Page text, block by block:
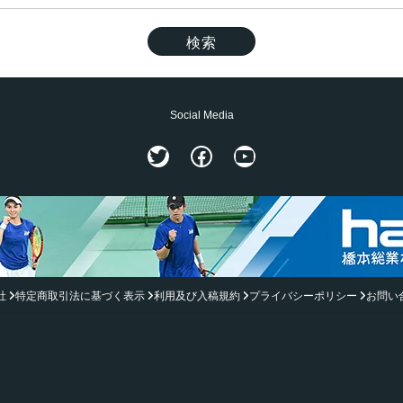
Social Media
TwitterFacebook
YouTube
特定商取引法に基づく表示 利用及び入稿規約 プライバシーポリシー お問い